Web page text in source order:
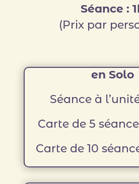
Séance :
(Prix par
en Solo
Séance à
Carte de 5
Carte de 10